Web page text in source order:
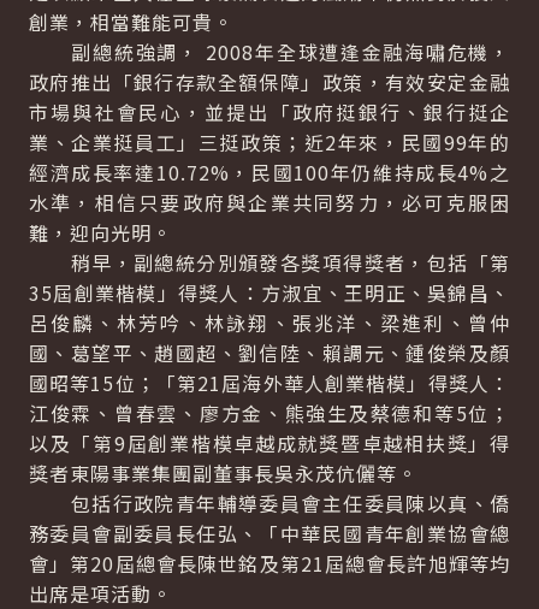
創業，相當難能可貴。
副總統強調， 2008年全球遭逢金融海嘯危機，
政府推出「銀行存款全額保障」政策，有效安定金融
市場與社會民心，並提出「政府挺銀行、銀行挺企
業、企業挺員工」三挺政策；近2年來，民國99年的
經濟成長率達10.72%，民國100年仍維持成長4%之
水準，相信只要政府與企業共同努力，必可克服困
難，迎向光明。
稍早，副總統分別頒發各獎項得獎者，包括「第
35屆創業楷模」得獎人：方淑宜、王明正、吳錦昌、
呂俊麟、林芳吟、林詠翔、張兆洋、梁進利、曾仲
國、葛望平、趙國超、劉信陸、賴調元、鍾俊榮及顏
國昭等15位；「第21屆海外華人創業楷模」得獎人：
江俊霖、曾春雲、廖方金、熊強生及蔡德和等5位；
以及「第9屆創業楷模卓越成就獎暨卓越相扶獎」得
獎者東陽事業集團副董事長吳永茂伉儷等。
包括行政院青年輔導委員會主任委員陳以真、僑
務委員會副委員長任弘、「中華民國青年創業協會總
會」第20屆總會長陳世銘及第21屆總會長許旭輝等均
出席是項活動。